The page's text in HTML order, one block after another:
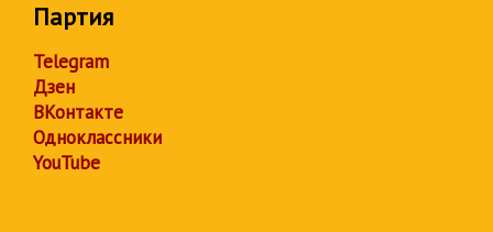
Партия
Telegram
Дзен
ВКонтакте
Одноклассники
YouTube